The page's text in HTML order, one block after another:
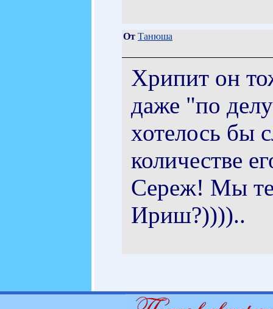
От Танюша
Хрипит он
даже "по
хотелось бы
количестве
Сереж! Мы
Ириш?))))..